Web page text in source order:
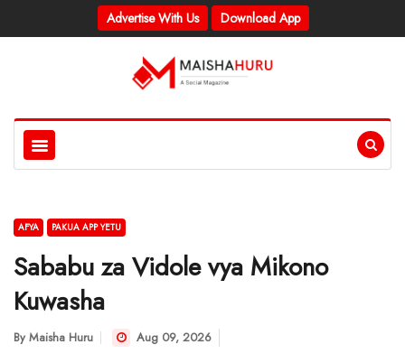
Advertise With Us Download App
AFYA PAKUA APP YETU
Sababu za Vidole vya Mikono
Kuwasha
By Maisha Huru Aug 09, 2026